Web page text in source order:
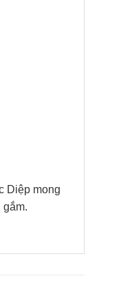
Diệp mong
gắm.